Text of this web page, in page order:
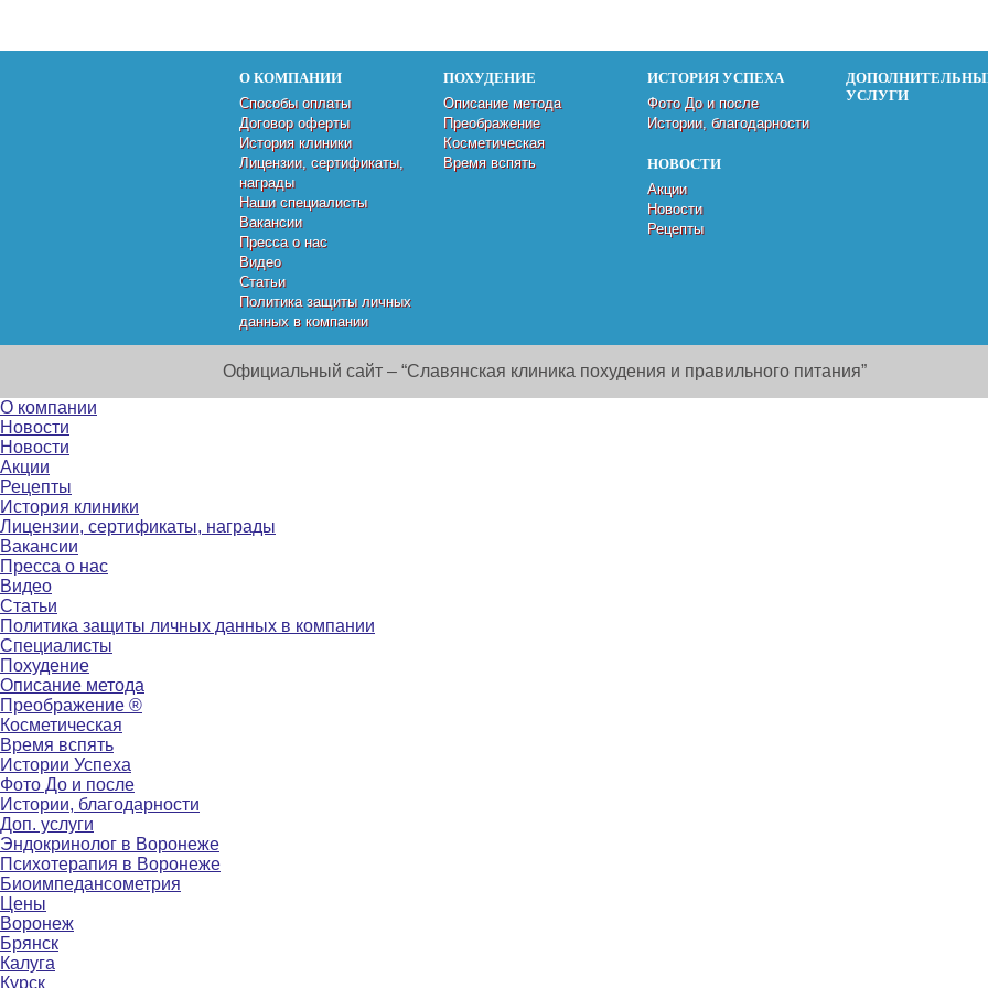
О КОМПАНИИ
Способы оплаты
Договор оферты
История клиники
Лицензии, сертификаты,
награды
Наши специалисты
Вакансии
Пресса о нас
Видео
Статьи
Политика защиты личных
данных в компании
ПОХУДЕНИЕ
Описание метода
Преображение
Косметическая
Время вспять
ИСТОРИЯ УСПЕХА
Фото До и после
Истории, благодарности
НОВОСТИ
Акции
Новости
Рецепты
УСЛУГИ
Официальный сайт – “Славянская клиника похудения и правильного питания”
О компании
Новости
Новости
Акции
Рецепты
История клиники
Лицензии, сертификаты, награды
Вакансии
Пресса о нас
Видео
Статьи
Политика защиты личных данных в компании
Специалисты
Похудение
Описание метода
Преображение ®
Косметическая
Время вспять
Истории Успеха
Фото До и после
Истории, благодарности
Доп. услуги
Эндокринолог в Воронеже
Психотерапия в Воронеже
Биоимпедансометрия
Цены
Воронеж
Брянск
Калуга
Курск